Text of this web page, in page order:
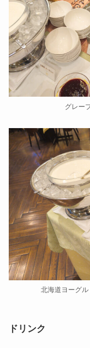
グレー
北海道ヨーグ
ドリンク